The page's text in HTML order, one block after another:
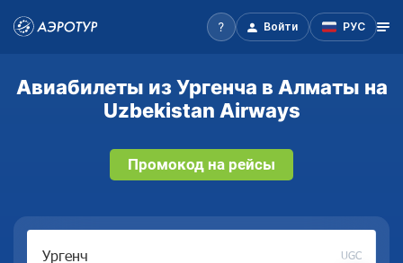
Войти РУС
Авиабилеты из Ургенча в Алматы на
Uzbekistan Airways
Промокод на рейсы
UGC